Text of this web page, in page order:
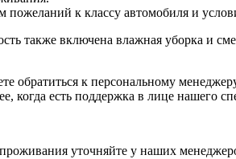
пожеланий к классу автомобиля и
также включена влажная уборка и
к персональному
когда есть поддержка в лице нашего
уточняйте у наших